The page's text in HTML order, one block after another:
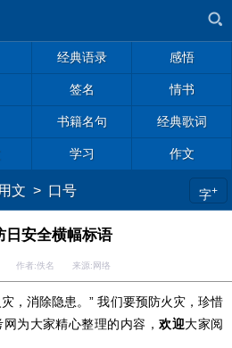
经典语录 感悟
签名 情书
书籍名句 经典歌词
学习 作文
文 > 口号 字+
日安全横幅标语
作者:佚名 来源:网络
，消除隐患。” 我们要预防火灾，珍惜
网为大家精心整理的内容，欢迎大家阅